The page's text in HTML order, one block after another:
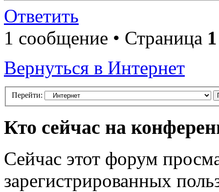
Ответить
1 сообщение • Страница 1
Вернуться в Интернет
Перейти:
Кто сейчас на
Сейчас этот форум
зарегистрированных